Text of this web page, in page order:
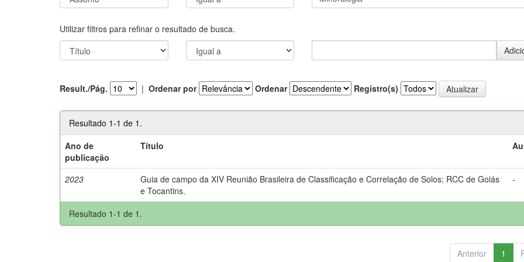
Utilizar filtros para refinar o resultado de busca.
Result./Pág. | Ordenar por Ordenar Registro(s)
Resultado 1-1 de 1.
Ano de
publicação
Título
2023
Guia de campo da XIV Reunião Brasileira de Classificação e Correlação de Solos: RCC de Goiás
e Tocantins.
-
Resultado 1-1 de 1.
Anterior 1